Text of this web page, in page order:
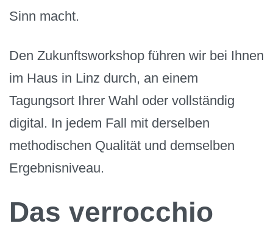
Sinn macht.
Den Zukunftsworkshop führen wir bei Ihnen
im Haus in Linz durch, an einem
Tagungsort Ihrer Wahl oder vollständig
digital. In jedem Fall mit derselben
methodischen Qualität und demselben
Ergebnisniveau.
Das verrocchio